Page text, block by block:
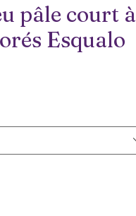
pâle court à
Esqualo